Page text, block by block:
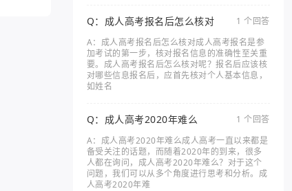
Q：成人高考报名后怎么核对
1 个回答
A：成人高考报名后怎么核对成人高考报名是参
加考试的第一步，核对报名信息的准确性至关重
要。成人高考报名后怎么核对呢？报名后应该核
对哪些信息报名后，应首先核对个人基本信息，
如姓名
Q：成人高考2020年难么
1 个回答
A：成人高考2020年难么成人高考一直以来都是
备受关注的话题，而随着2020年的到来，很多
人都在询问，成人高考2020年难么？对于这个
问题，我们可以从多个角度进行思考和分析。成
人高考2020年难